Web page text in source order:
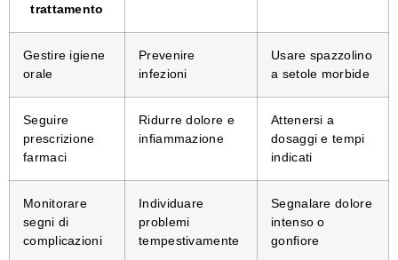
trattamento
Gestire igiene
orale
Prevenire
infezioni
Usare spazzolino
a setole morbide
Seguire
prescrizione
farmaci
Ridurre dolore e
infiammazione
Attenersi a
dosaggi e tempi
indicati
Monitorare
segni di
complicazioni
Individuare
problemi
tempestivamente
Segnalare dolore
intenso o
gonfiore